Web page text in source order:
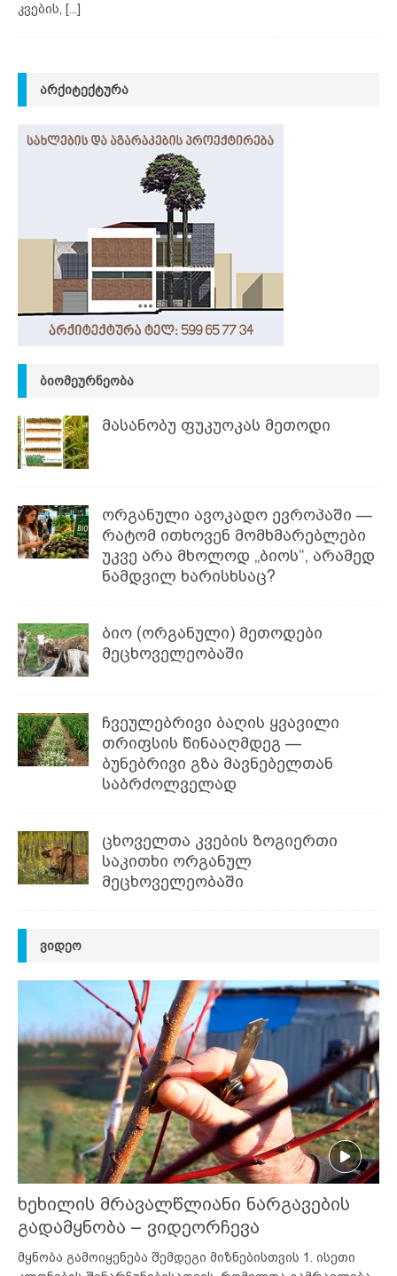
კვების,
[...]
ᲐᲠᲥᲘᲢᲔᲥᲢᲣᲠᲐ
ᲑᲘᲝᲛᲔᲣᲠᲜᲔᲝᲑᲐ
მასანობუ ფუკუოკას მეთოდი
ორგანული ავოკადო ევროპაში —
რატომ ითხოვენ მომხმარებლები
უკვე არა მხოლოდ „ბიოს“, არამედ
ნამდვილ ხარისხსაც?
ბიო (ორგანული) მეთოდები
მეცხოველეობაში
ჩვეულებრივი ბაღის ყვავილი
თრიფსის წინააღმდეგ —
ბუნებრივი გზა მავნებელთან
საბრძოლველად
ცხოველთა კვების ზოგიერთი
საკითხი ორგანულ
მეცხოველეობაში
ᲕᲘᲓᲔᲝ
ხეხილის მრავალწლიანი ნარგავების
გადამყნობა – ვიდეორჩევა
მყნობა გამოიყენება შემდეგი მიზნებისთვის 1. ისეთი